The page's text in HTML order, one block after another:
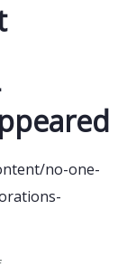
no-one-